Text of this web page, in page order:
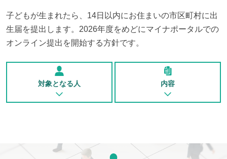
子どもが生まれたら、14日以内にお住まいの市区町村に出
生届を提出します。2026年度をめどにマイナポータルでの
オンライン提出を開始する方針です。
対象となる人 内容